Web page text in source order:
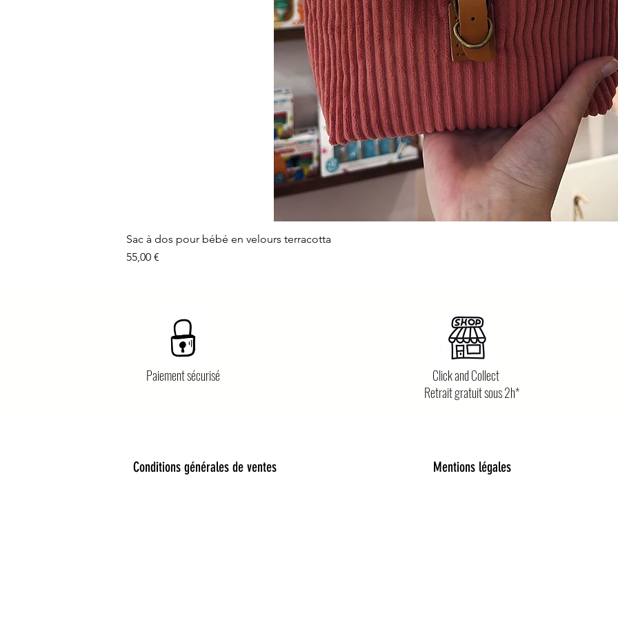
Sac à dos pour bébé en velours terracotta
Prix
55,00 €
Paiement sécurisé Click and Collect
Retrait gratuit sous 2h*
Conditions générales de ventes Mentions légales